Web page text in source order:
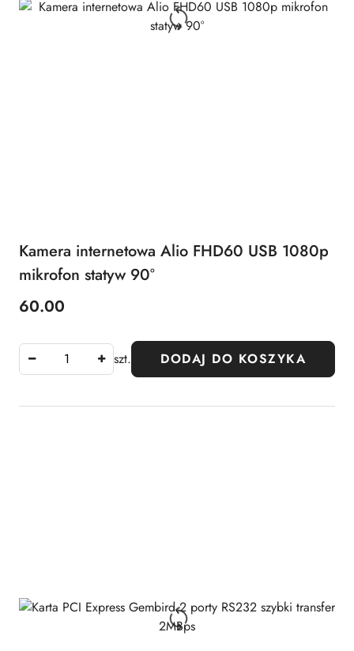
Kamera internetowa Alio FHD60 USB 1080p
mikrofon statyw 90°
Cena:
60.00
szt. DODAJ DO KOSZYKA